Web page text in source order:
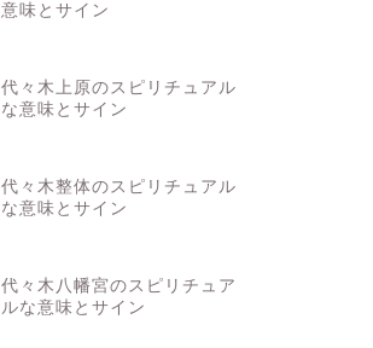
意味とサイン
代々木上原のスピリチュアル
な意味とサイン
代々木整体のスピリチュアル
な意味とサイン
代々木八幡宮のスピリチュア
ルな意味とサイン